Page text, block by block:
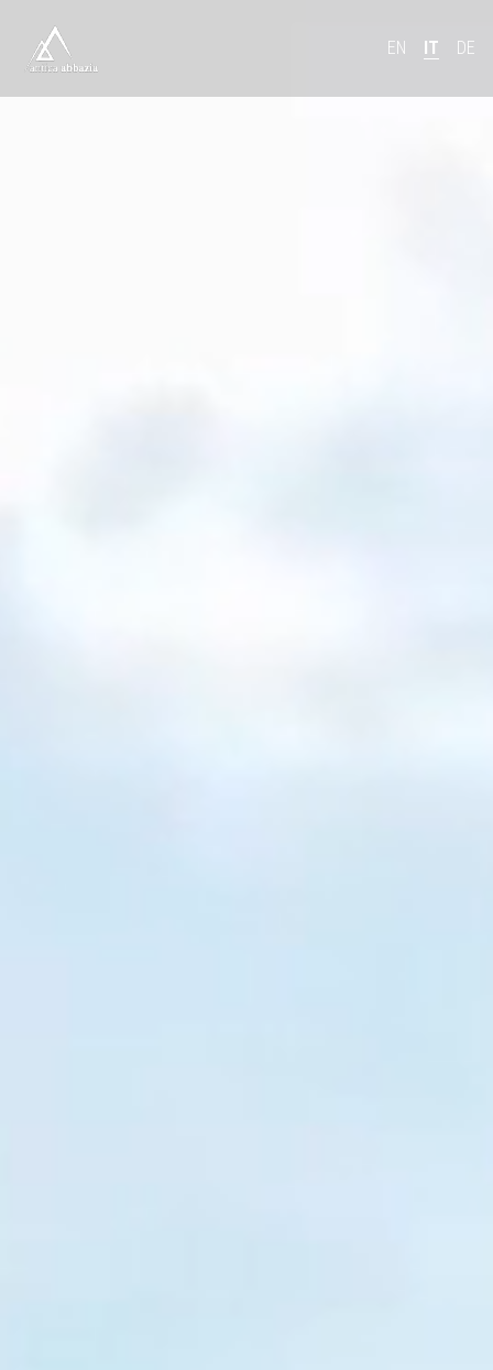
EN IT DE